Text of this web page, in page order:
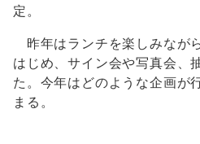
定。
昨年はランチを楽しみなが
はじめ、サイン会や写真会、
た。今年はどのような企画が
まる。